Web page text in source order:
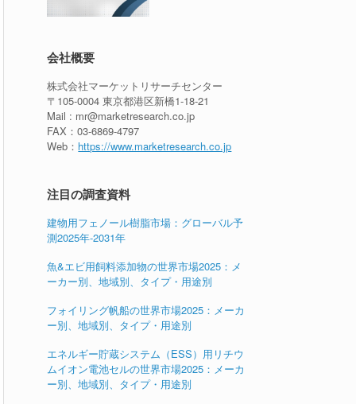
会社概要
株式会社マーケットリサーチセンター
〒105-0004 東京都港区新橋1-18-21
Mail : mr@marketresearch.co.jp
FAX：03-6869-4797
Web： https://www.marketresearch.co.jp
注目の調査資料
建物用フェノール樹脂市場：グローバル予
測2025年-2031年
魚&エビ用飼料添加物の世界市場2025：メ
ーカー別、地域別、タイプ・用途別
フォイリング帆船の世界市場2025：メーカ
ー別、地域別、タイプ・用途別
エネルギー貯蔵システム（ESS）用リチウ
ムイオン電池セルの世界市場2025：メーカ
ー別、地域別、タイプ・用途別